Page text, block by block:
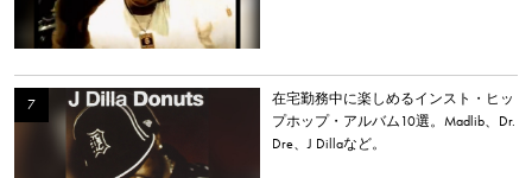
在宅勤務中に楽しめるインスト・ヒッ
プホップ・アルバム10選。Madlib、Dr.
Dre、J Dillaなど。